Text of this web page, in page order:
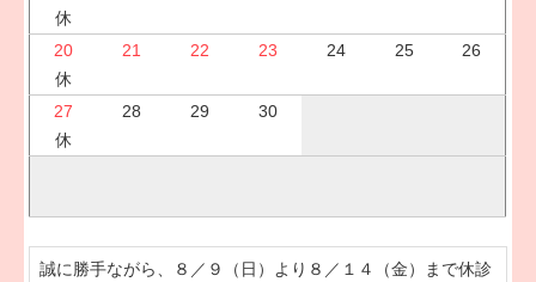
休
20
休
21 22 23 24 25 26
27
休
28 29 30
誠に勝手ながら、８／９（日）より８／１４（金）まで休診